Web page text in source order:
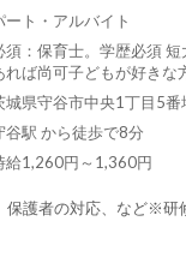
ート・アルバイト
須：保育士。学歴必須 短
れば尚可子どもが好きな
城県守谷市中央1丁目5番
谷駅 から徒歩で8分
給1,260円～1,360円
保護者の対応、など※研